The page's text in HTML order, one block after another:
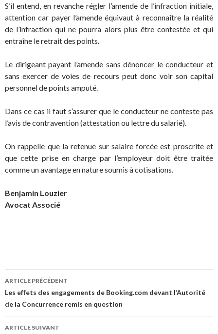
S’il entend, en revanche régler l’amende de l’infraction initiale,
attention car payer l’amende équivaut à reconnaître la réalité
de l’infraction qui ne pourra alors plus être contestée et qui
entraîne le retrait des points.
Le dirigeant payant l’amende sans dénoncer le conducteur et
sans exercer de voies de recours peut donc voir son capital
personnel de points amputé.
Dans ce cas il faut s’assurer que le conducteur ne conteste pas
l’avis de contravention (attestation ou lettre du salarié).
On rappelle que la retenue sur salaire forcée est proscrite et
que cette prise en charge par l’employeur doit être traitée
comme un avantage en nature soumis à cotisations.
Benjamin Louzier
Avocat Associé
Navigation
des
articles
ARTICLE PRÉCÉDENT
Les effets des engagements de Booking.com devant l’Autorité
de la Concurrence remis en question
ARTICLE SUIVANT